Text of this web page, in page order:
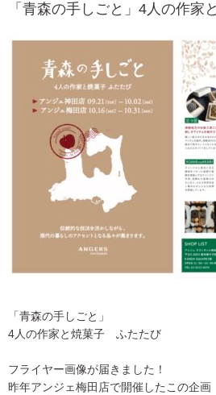
「青森の手しごと」4人の作
「青森の手しごと」
4人の作家と焼菓子 ふたたび
フライヤー画像が届きました！
昨年アンジェ梅田店で開催したこの企画